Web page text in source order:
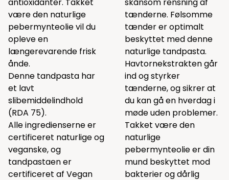
være den naturlige
pebermynteolie vil du
opleve en
længerevarende frisk
ånde.
Denne tandpasta har
et lavt
slibemiddelindhold
(RDA 75).
Alle ingredienserne er
certificeret naturlige og
veganske, og
tandpastaen er
certificeret af Vegan
tænderne. Følsomme
tænder er optimalt
beskyttet med denne
naturlige tandpasta.
Havtornekstrakten går
ind og styrker
tænderne, og sikrer at
du kan gå en hverdag i
møde uden problemer.
Takket være den
naturlige
pebermynteolie er din
mund beskyttet mod
bakterier og dårlig